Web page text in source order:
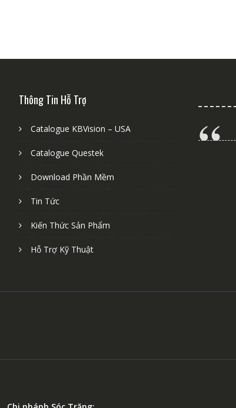
Thông Tin Hỗ Trợ
Catalogue KBVision – USA
Catalogue Questek
Download Phần Mềm
Tin Tức
Kiến Thức Sản Phẩm
Hỗ Trợ Kỹ Thuật